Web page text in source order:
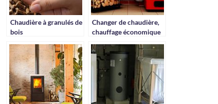
Chaudière à granulés de
bois
Changer de chaudière,
chauffage économique